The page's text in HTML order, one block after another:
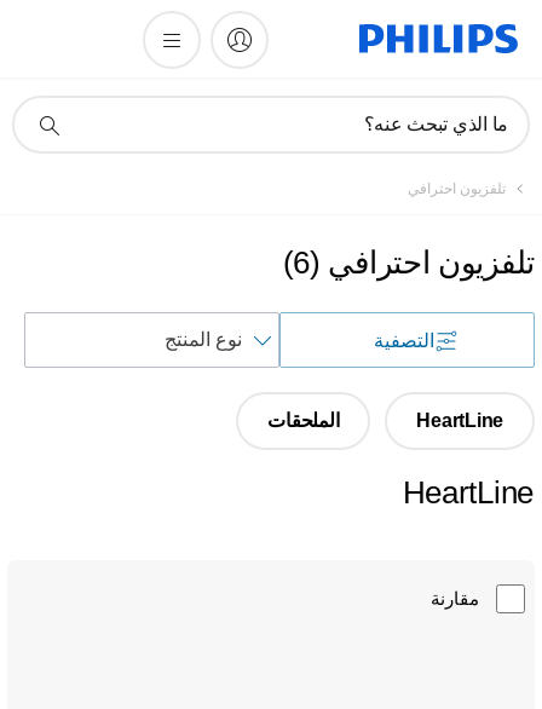
دعم
ما الذي تبحث عنه؟
تلفزيون احترافي
تلفزيون احترافي (
6
)
التصفية
حسب
HeartLine الملحقات
HeartLine
مقارنة